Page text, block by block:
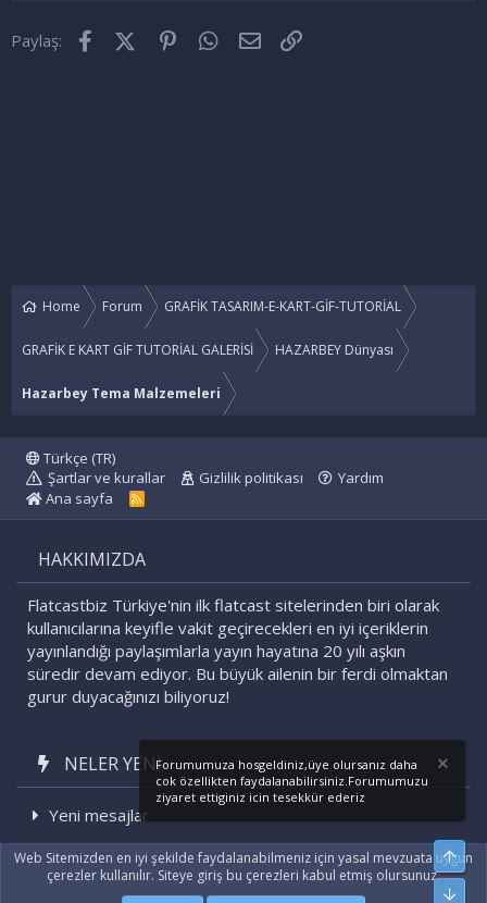
Paylaş: FacebookX (Twitter)PinterestWhatsApp
E-posta
Home Forum GRAFİK TASARIM-E-KART-GİF-TUTORİAL
GRAFİK E KART GİF TUTORİAL GALERİSİ HAZARBEY Dünyası
Hazarbey Tema Malzemeleri
Türkçe (TR)
Şartlar ve kurallar
Gizlilik politikası
Yardım
Ana sayfa
R
HAKKIMIZDA
Flatcastbiz Türkiye'nin ilk flatcast sitelerinden biri olarak
kullanıcılarına keyifle vakit geçirecekleri en iyi içeriklerin
yayınlandığı paylaşımlarla yayın hayatına 20 yılı aşkın
süredir devam ediyor. Bu büyük ailenin bir ferdi olmaktan
gurur duyacağınızı biliyoruz!
NELER YENI
Yeni mesajlar
Son etkinlikler
Forumumuza hosgeldiniz,üye olursanız daha
cok özellikten faydalanabilirsiniz.Forumumuzu
ziyaret ettiginiz icin tesekkür ederiz
Web Sitemizden en iyi şekilde faydalanabilmeniz için yasal mevzuata uygun
çerezler kullanılır. Siteye giriş bu çerezleri kabul etmiş olursunuz.
Üst
Alt